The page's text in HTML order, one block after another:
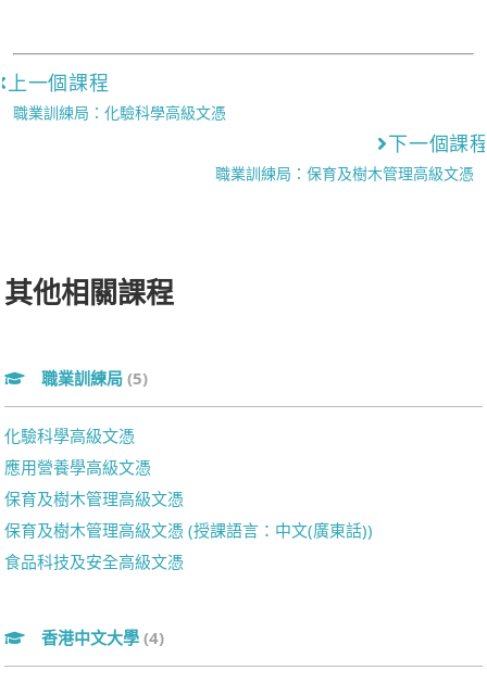
上一個課程
職業訓練局：化驗科學高級文憑
下一個課
職業訓練局：保育及樹木管理高級文憑
其他相關課程
職業訓練局 (5)
化驗科學高級文憑
應用營養學高級文憑
保育及樹木管理高級文憑
保育及樹木管理高級文憑 (授課語言：中文(廣東話))
食品科技及安全高級文憑
香港中文大學 (4)